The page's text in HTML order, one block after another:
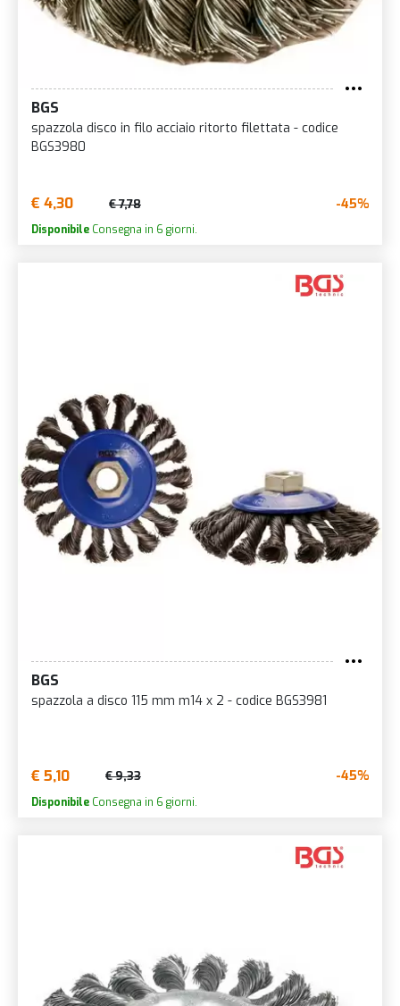
BGS
spazzola disco in filo acciaio ritorto filettata - codice
BGS3980
€ 4,30 € 7,78 -45%
Disponibile Consegna in 6 giorni.
BGS
spazzola a disco 115 mm m14 x 2 - codice BGS3981
€ 5,10 € 9,33 -45%
Disponibile Consegna in 6 giorni.